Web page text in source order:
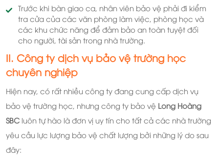
Trước khi bàn giao ca, nhân viên bảo vệ phải đi kiểm
tra cửa của các văn phòng làm việc, phòng học và
các khu chức năng để đảm bảo an toàn tuyệt đối
cho người, tài sản trong nhà trường.
II. Công ty dịch vụ bảo vệ trường học
chuyên nghiệp
Hiện nay, có rất nhiều công ty đang cung cấp dịch vụ
bảo vệ trường học, nhưng công ty bảo vệ Long Hoàng
SBC luôn tự hào là đơn vị uy tín cho tất cả các nhà trường
yêu cầu lực lượng bảo vệ chất lượng bởi những lý do sau
đây: